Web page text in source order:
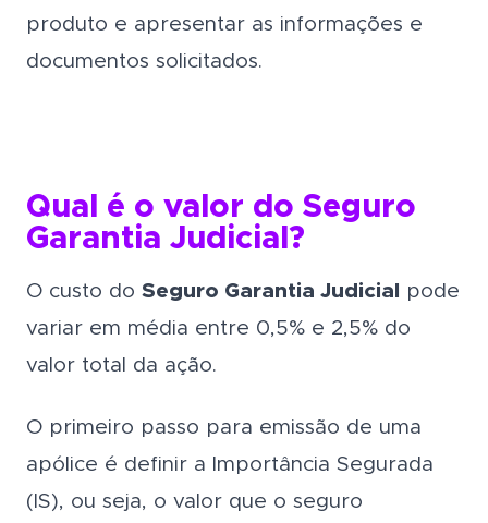
produto e apresentar as informações e
documentos solicitados.
Qual é o valor do Seguro
Garantia Judicial?
O custo do Seguro Garantia Judicial
pode
variar em média entre 0,5% e 2,5% do
valor total da ação.
O primeiro passo para emissão de uma
apólice é definir a Importância Segurada
(IS), ou seja, o valor que o seguro